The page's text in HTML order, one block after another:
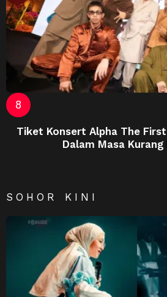
Tiket Konsert Alpha The
Dalam Masa
SOHOR KINI